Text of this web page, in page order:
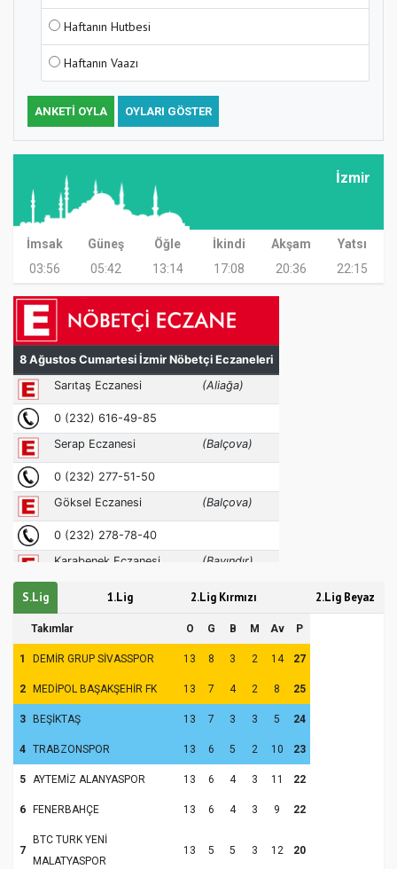
Haftanın Hutbesi
Haftanın Vaazı
ANKETI OYLA OYLARI GÖSTER
İzmir
İmsak Güneş Öğle İkindi Akşam
Yatsı
03:56
05:42 13:14 17:08 20:36 22:15
S.Lig 1.Lig 2.Lig Kırmızı 2.Lig Beyaz
Takımlar O G B M Av P
1 DEMİR GRUP SİVASSPOR 13 8 3 2 14 27
2 MEDİPOL BAŞAKŞEHİR FK 13 7 4 2 8 25
3 BEŞİKTAŞ 13 7 3 3 5 24
4 TRABZONSPOR 13 6 5 2 10 23
5 AYTEMİZ ALANYASPOR 13 6 4 3 11 22
6 FENERBAHÇE 13 6 4 3 9 22
7
BTC TURK YENİ
MALATYASPOR
13 5 5 3 12 20